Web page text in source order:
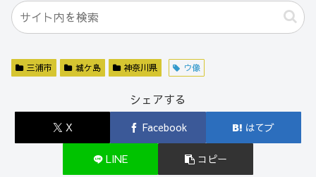
三浦市 城ケ島 神奈川県 ウ像
シェアする
X Facebook はてブ
LINE コピー